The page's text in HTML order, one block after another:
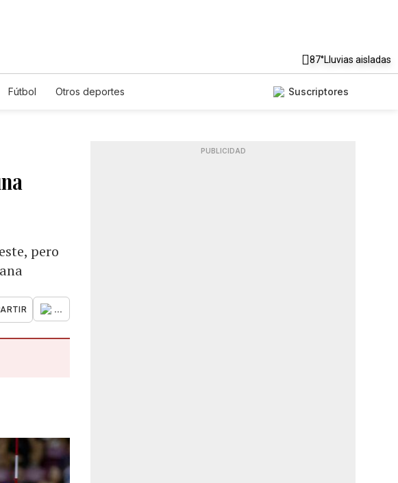
87°Lluvias aisladas
Fútbol Otros deportes Suscriptores
pero
...
PUBLICIDAD